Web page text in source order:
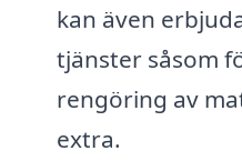
kan även
tjänster såsom
rengöring av
extra.